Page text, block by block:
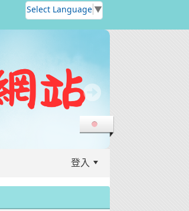
Select Language ▼
登入